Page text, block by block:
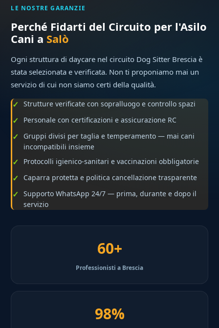
LE NOSTRE GARANZIE
Perché Fidarti del Circuito per l'Asilo
Cani a Salò
Ogni struttura di daycare nel circuito Dog Sitter Brescia è
stata selezionata e verificata. Non ti proponiamo mai un
servizio di cui non siamo certi della qualità.
Strutture verificate con sopralluogo e controllo spazi
Personale con certificazioni e assicurazione RC
Gruppi divisi per taglia e temperamento — mai cani
incompatibili insieme
Protocolli igienico-sanitari e vaccinazioni obbligatorie
Caparra protetta e politica cancellazione trasparente
Supporto WhatsApp 24/7 — prima, durante e dopo il
servizio
60+
Professionisti a Brescia
98%